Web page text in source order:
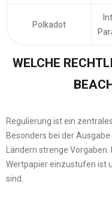
Polkadot
WELCHE
Regulierung ist ein
Besonders bei der
Ländern strenge
Wertpapier einzustufen ist
sind.